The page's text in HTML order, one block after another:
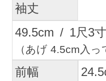
袖丈
49.5cm / 1尺3寸
（あげ 4.5cm入っ
前幅 24.5